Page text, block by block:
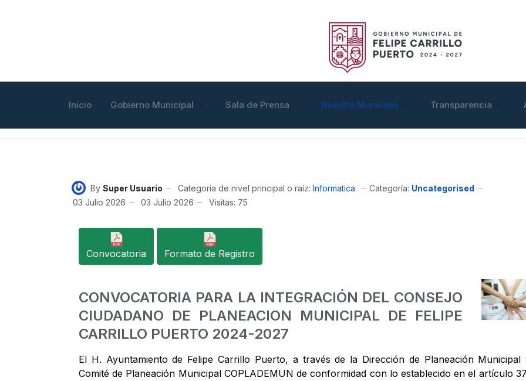
Inicio Gobierno Municipal Sala de Prensa Nuestro Municipio Transparencia
By Super Usuario Categoría de nivel principal o raíz: Informatica Categoría: Uncategorised
03 Julio 2026
03 Julio 2026 Visitas: 75
Convocatoria Formato de Registro
CONVOCATORIA PARA LA INTEGRACIÓN DEL CONSEJO
CIUDADANO DE PLANEACION MUNICIPAL DE FELIPE
CARRILLO PUERTO 2024-2027
El H. Ayuntamiento de Felipe Carrillo Puerto, a través de la Dirección de Planeación Municipal
Comité de Planeación Municipal COPLADEMUN de conformidad con lo establecido en el artículo